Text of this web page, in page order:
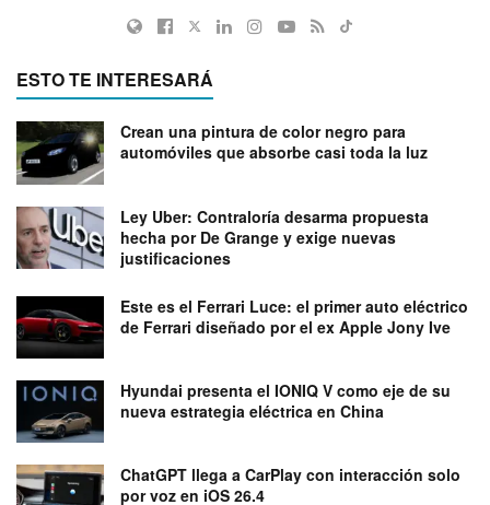
ESTO TE INTERESARÁ
Crean una pintura de color negro para
automóviles que absorbe casi toda la luz
Ley Uber: Contraloría desarma propuesta
hecha por De Grange y exige nuevas
justificaciones
Este es el Ferrari Luce: el primer auto eléctrico
de Ferrari diseñado por el ex Apple Jony Ive
Hyundai presenta el IONIQ V como eje de su
nueva estrategia eléctrica en China
ChatGPT llega a CarPlay con interacción solo
por voz en iOS 26.4